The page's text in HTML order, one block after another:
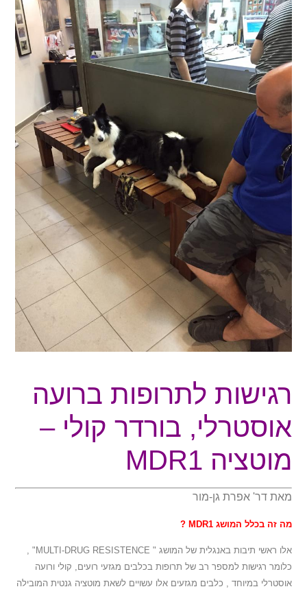
רגישות לתרופות ברועה
אוסטרלי, בורדר קולי –
מוטציה MDR1
מאת דר' אפרת גן-מור
מה זה בכלל המושג MDR1 ?
אלו ראשי תיבות באנגלית של המושג " MULTI-DRUG RESISTENCE" ,
כלומר רגישות למספר רב של תרופות בכלבים מגזעי רועים, קולי ורועה
אוסטרלי במיוחד , כלבים מגזעים אלו עשויים לשאת מוטציה גנטית המובילה